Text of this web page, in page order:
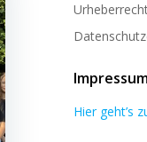
Hier geht’s